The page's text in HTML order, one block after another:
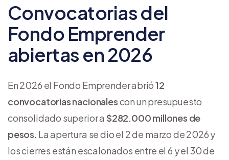
Convocatorias del
Fondo Emprender
abiertas en 2026
En 2026 el Fondo Emprender abrió12
convocatorias nacionalescon un presupuesto
consolidado superior a $282.000 millones de
pesos. La apertura se dio el 2 de marzo de 2026 y
los cierres están escalonados entre el 6 y el 30 de